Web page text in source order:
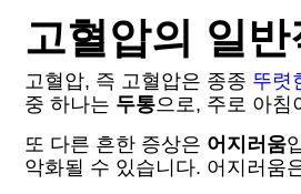
고혈압의 일
고혈압, 즉 고혈압은 종종 뚜렷
중 하나는 두통으로, 주로 아침
또 다른 흔한 증상은 어지러움
악화될 수 있습니다. 어지러움